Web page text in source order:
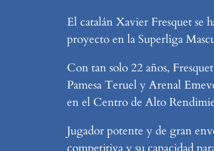
El catalán Xavier Fresquet se
proyecto en la Superliga
Con tan solo 22 años,
Pamesa Teruel y Arenal
en el Centro de Alto
Jugador potente y de gran